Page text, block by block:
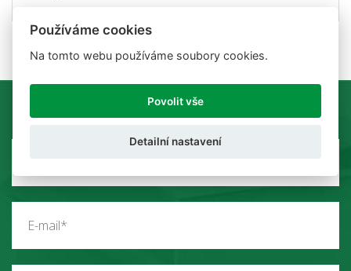
Používáme cookies
Na tomto webu používáme soubory cookies.
Povolit vše
Detailní nastavení